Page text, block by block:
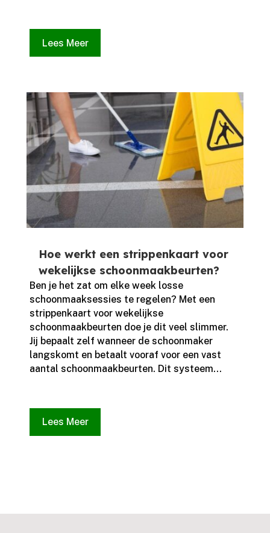
Lees Meer
Hoe werkt een strippenkaart voor
wekelijkse schoonmaakbeurten?
Ben je het zat om elke week losse
schoonmaaksessies te regelen? Met een
strippenkaart voor wekelijkse
schoonmaakbeurten doe je dit veel slimmer.​
Jij bepaalt zelf wanneer de schoonmaker
langskomt en betaalt vooraf voor een vast
aantal schoonmaakbeurten.​ Dit systeem...
Lees Meer